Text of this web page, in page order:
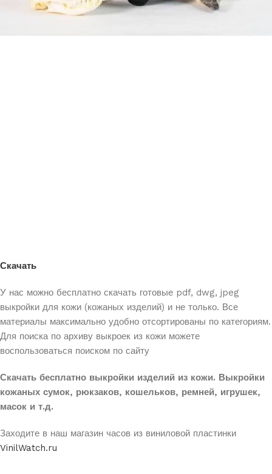
Скачать
У нас можно бесплатно скачать готовые pdf, dwg, jpeg
выкройки для кожи (кожаных изделий) и не только. Все
материалы максимально удобно отсортированы по категориям.
Для поиска по архиву выкроек из кожи можете
воспользоваться поиском по сайту
Скачать бесплатно выкройки изделий из кожи. Выкройки
кожаных сумок, рюкзаков, кошельков, ремней, игрушек,
масок и т.д.
Заходите в наш магазин часов из виниловой пластинки
VinilWatch.ru